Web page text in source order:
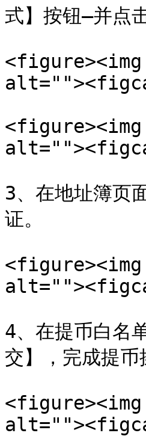
式】按钮—并点
<figure><img
3、在地址簿页
证。
<figure><img
4、在提币白名
交】，完成提币
<figure><img